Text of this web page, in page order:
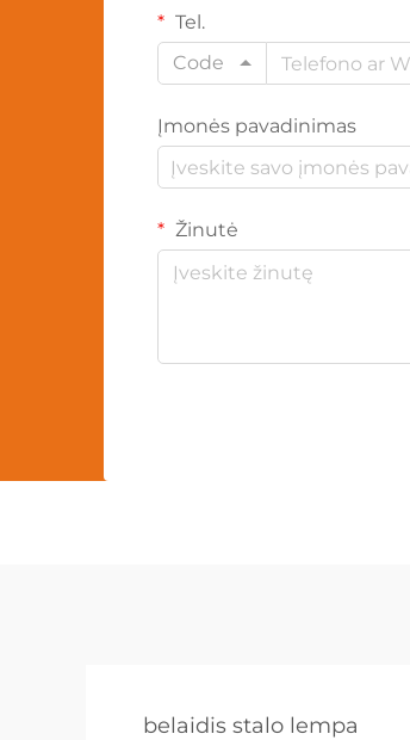
Tel.
Code
Įmonės pavadinimas
Žinutė
belaidis stalo lempa